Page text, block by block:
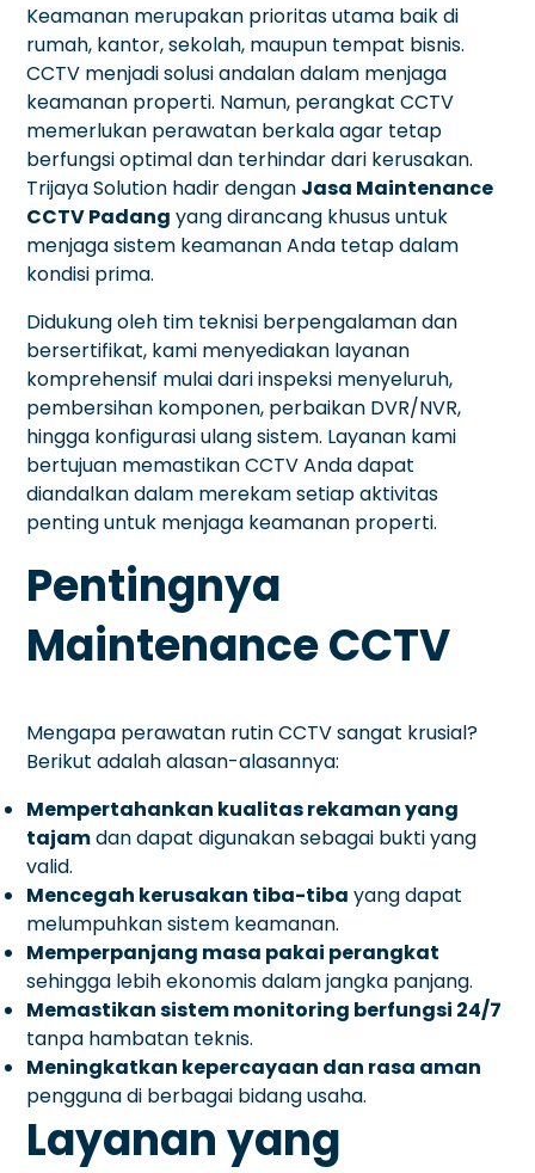
Keamanan merupakan prioritas utama baik di
rumah, kantor, sekolah, maupun tempat bisnis.
CCTV menjadi solusi andalan dalam menjaga
keamanan properti. Namun, perangkat CCTV
memerlukan perawatan berkala agar tetap
berfungsi optimal dan terhindar dari kerusakan.
Trijaya Solution hadir dengan Jasa Maintenance
CCTV Padang yang dirancang khusus untuk
menjaga sistem keamanan Anda tetap dalam
kondisi prima.
Didukung oleh tim teknisi berpengalaman dan
bersertifikat, kami menyediakan layanan
komprehensif mulai dari inspeksi menyeluruh,
pembersihan komponen, perbaikan DVR/NVR,
hingga konfigurasi ulang sistem. Layanan kami
bertujuan memastikan CCTV Anda dapat
diandalkan dalam merekam setiap aktivitas
penting untuk menjaga keamanan properti.
Pentingnya
Maintenance CCTV
Mengapa perawatan rutin CCTV sangat krusial?
Berikut adalah alasan-alasannya:
Mempertahankan kualitas rekaman yang
tajamdan dapat digunakan sebagai bukti yang
valid.
Mencegah kerusakan tiba-tiba yang dapat
melumpuhkan sistem keamanan.
Memperpanjang masa pakai perangkat
sehingga lebih ekonomis dalam jangka panjang.
Memastikan sistem monitoring berfungsi 24/7
tanpa hambatan teknis.
Meningkatkan kepercayaan dan rasa aman
pengguna di berbagai bidang usaha.
Layanan yang